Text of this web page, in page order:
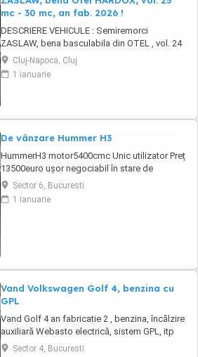
mc - 30 mc, an fab. 2026 !
DESCRIERE VEHICULE : Semiremorci
ZASLAW, bena basculabila din OTEL , vol. 24
mc - 30 mc, (stoc nou 2026 sau in fabricatie
ZASLAW) . DETALII: - Semiremorci
basculabile pe 3 axe, bena constructie din
Polonia ...
Cluj-Napoca, Cluj
1 ianuarie
De vânzare Hummer H3
HummerH3 motor5400cmc Unic utilizator Preț
13500euro ușor negociabil în stare de
funcționare înmatriculat
Sector 6, Bucuresti
1 ianuarie
Vand Volkswagen Golf 4, benzina cu
GPL
Vand Golf 4 an fabricatie 2 , benzina, încălzire
auxiliară Webasto electrică, sistem GPL, itp
Sector 4, Bucuresti